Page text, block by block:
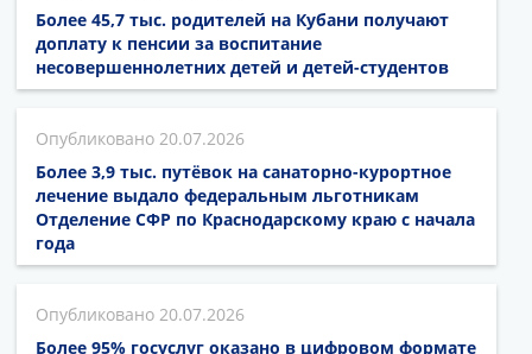
Более 45,7 тыс. родителей на Кубани получают
доплату к пенсии за воспитание
несовершеннолетних детей и детей-студентов
20.07.2026
Более 3,9 тыс. путёвок на санаторно-курортное
лечение выдало федеральным льготникам
Отделение СФР по Краснодарскому краю с начала
года
20.07.2026
Более 95% госуслуг оказано в цифровом формате